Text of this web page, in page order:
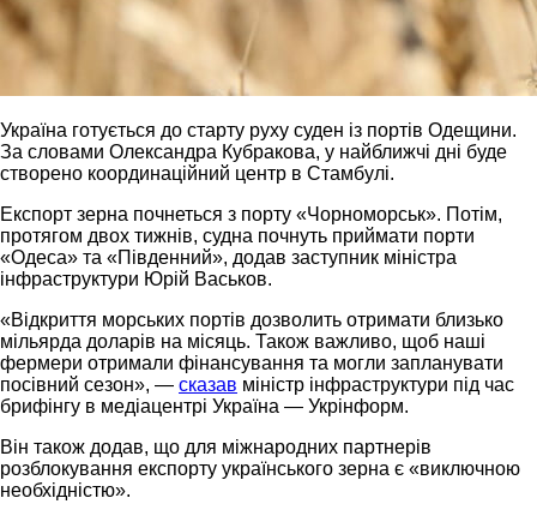
Україна готується до старту руху суден із портів Одещини.
За словами Олександра Кубракова, у найближчі дні буде
створено координаційний центр в Стамбулі.
Експорт зерна почнеться з порту «Чорноморськ». Потім,
протягом двох тижнів, судна почнуть приймати порти
«Одеса» та «Південний», додав заступник міністра
інфраструктури Юрій Васьков.
«Відкриття морських портів дозволить отримати близько
мільярда доларів на місяць. Також важливо, щоб наші
фермери отримали фінансування та могли запланувати
посівний сезон», — сказав міністр інфраструктури під час
брифінгу в медіацентрі Україна — Укрінформ.
Він також додав, що для міжнародних партнерів
розблокування експорту українського зерна є «виключною
необхідністю».